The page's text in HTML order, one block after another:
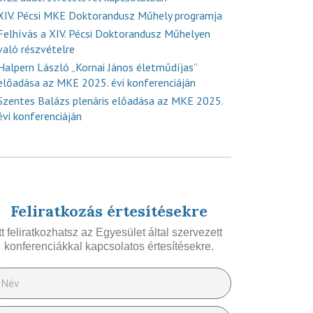
Pécsi MKE Doktorandusz Műhely programja
a XIV. Pécsi Doktorandusz Műhelyen
részvételre
László „Kornai János életműdíjas”
az MKE 2025. évi konferenciáján
Balázs plenáris előadása az MKE 2025.
konferenciáján
Feliratkozás értesítésekre
feliratkozhatsz az Egyesület által szervezett
konferenciákkal kapcsolatos értesítésekre.